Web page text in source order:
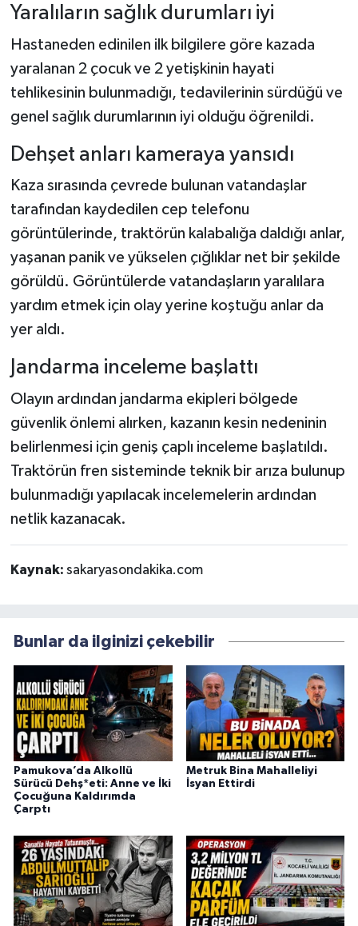
Yaralıların sağlık durumları iyi
Hastaneden edinilen ilk bilgilere göre kazada
yaralanan 2 çocuk ve 2 yetişkinin hayati
tehlikesinin bulunmadığı, tedavilerinin sürdüğü ve
genel sağlık durumlarının iyi olduğu öğrenildi.
Dehşet anları kameraya yansıdı
Kaza sırasında çevrede bulunan vatandaşlar
tarafından kaydedilen cep telefonu
görüntülerinde, traktörün kalabalığa daldığı anlar,
yaşanan panik ve yükselen çığlıklar net bir şekilde
görüldü. Görüntülerde vatandaşların yaralılara
yardım etmek için olay yerine koştuğu anlar da
yer aldı.
Jandarma inceleme başlattı
Olayın ardından jandarma ekipleri bölgede
güvenlik önlemi alırken, kazanın kesin nedeninin
belirlenmesi için geniş çaplı inceleme başlatıldı.
Traktörün fren sisteminde teknik bir arıza bulunup
bulunmadığı yapılacak incelemelerin ardından
netlik kazanacak.
Kaynak: sakaryasondakika.com
Bunlar da ilginizi çekebilir
Pamukova’da Alkollü
Sürücü Dehş*eti: Anne ve İki
Çocuğuna Kaldırımda
Çarptı
Metruk Bina Mahalleliyi
İsyan Ettirdi